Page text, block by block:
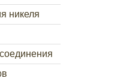
никеля